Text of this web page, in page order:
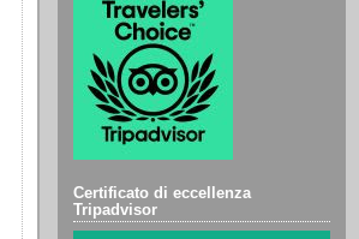
Certificato di eccellenza
Tripadvisor